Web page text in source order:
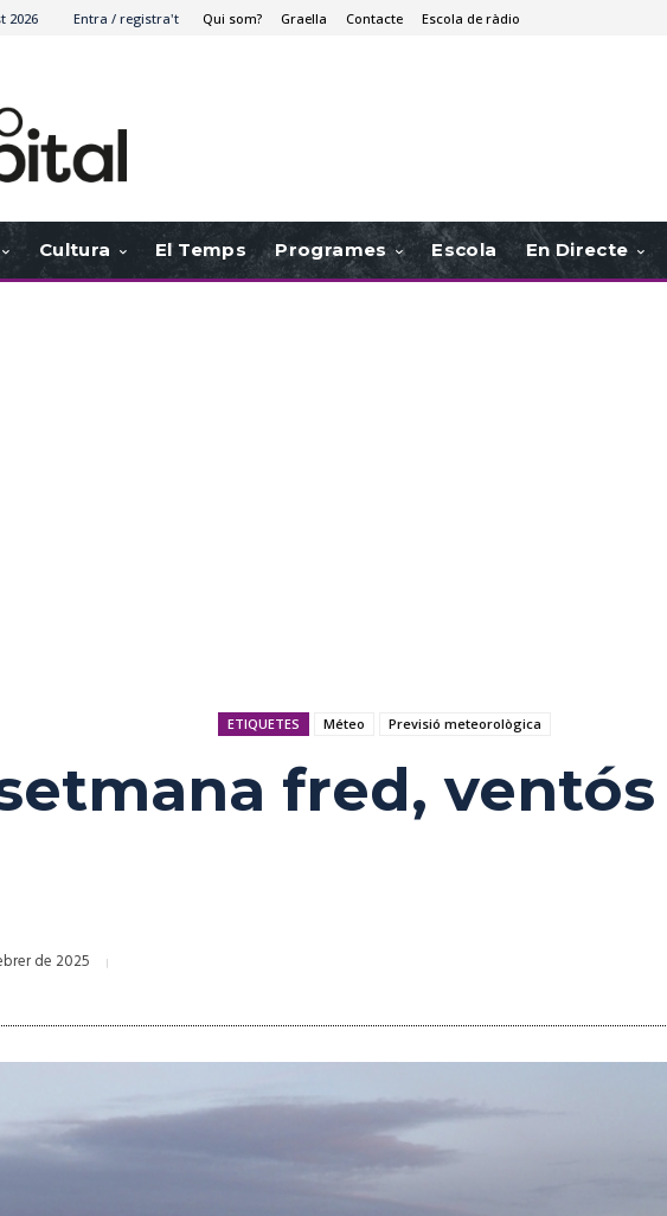
2026 Entra / registra't Qui som? Graella Contacte Escola de ràdio
Cultura El Temps Programes Escola En Directe
ETIQUETES Méteo Previsió meteorològica
fred,
de 2025